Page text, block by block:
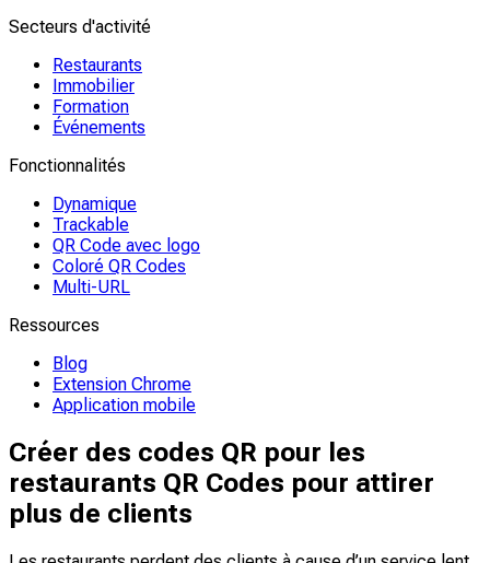
Secteurs d'activité
Restaurants
Immobilier
Formation
Événements
Fonctionnalités
Dynamique
Trackable
QR Code avec logo
Coloré QR Codes
Multi-URL
Ressources
Blog
Extension Chrome
Application mobile
Créer des codes QR pour les
restaurants QR Codes pour attirer
plus de clients